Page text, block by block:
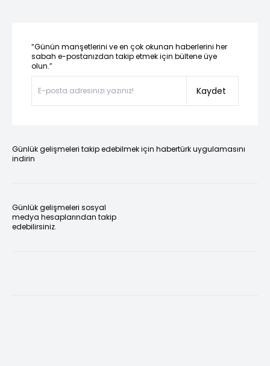
“Günün manşetlerini ve en çok okunan haberlerini her
sabah e-postanızdan takip etmek için bültene üye
olun.”
Kaydet
Günlük gelişmeleri takip edebilmek için habertürk uygulamasını
indirin
Günlük gelişmeleri sosyal
medya hesaplarından takip
edebilirsiniz.